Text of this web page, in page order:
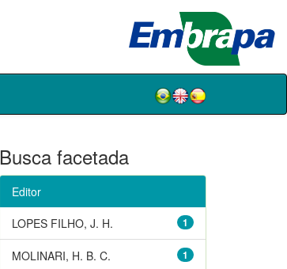
Busca facetada
Editor
1
LOPES FILHO, J. H.
1
MOLINARI, H. B. C.